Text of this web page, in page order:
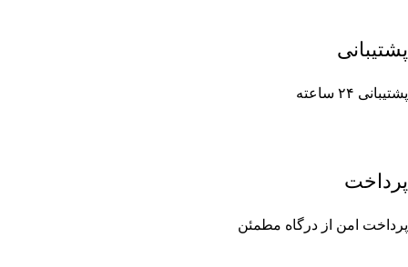
پشتیبانی
پشتیبانی ۲۴ ساعته
پرداخت
پرداخت امن از درگاه مطمئن